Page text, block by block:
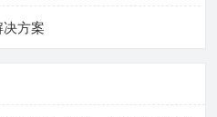
方案